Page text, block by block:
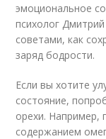
эмоциональное
психолог
советами, как
заряд бодрости.
Если вы хотите
состояние,
орехи. Например,
содержанием